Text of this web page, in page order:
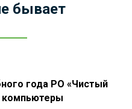
бывает
года РО «Чистый
компьютеры